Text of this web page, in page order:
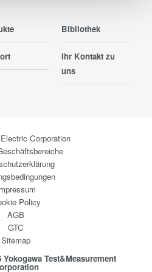
Bibliothek
Ihr Kontakt zu
uns
Corporation
Policy
AGB
GTC
Sitemap
Test&Measurement